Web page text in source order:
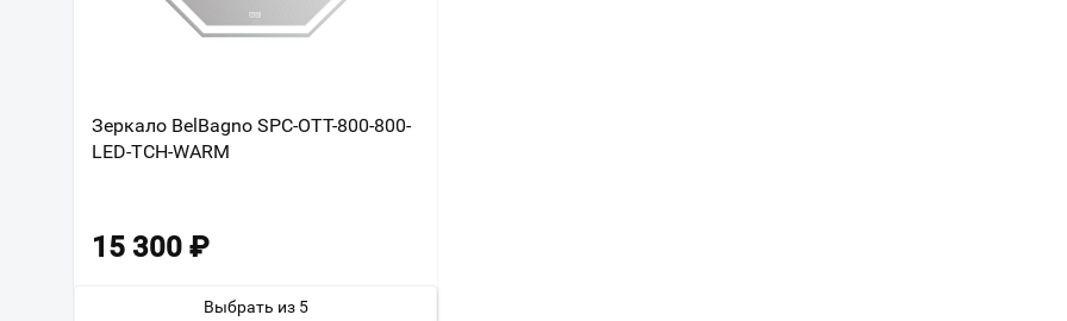
Зеркало BelBagno SPC-OTT-800-800-
LED-TCH-WARM
15 300 ₽
Выбрать из 5